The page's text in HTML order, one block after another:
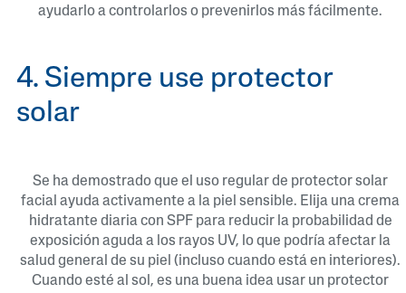
ayudarlo a controlarlos o prevenirlos más fácilmente.
4. Siempre use protector
solar
Se ha demostrado que el uso regular de protector solar
facial ayuda activamente a la piel sensible. Elija una crema
hidratante diaria con SPF para reducir la probabilidad de
exposición aguda a los rayos UV, lo que podría afectar la
salud general de su piel (incluso cuando está en interiores).
Cuando esté al sol, es una buena idea usar un protector